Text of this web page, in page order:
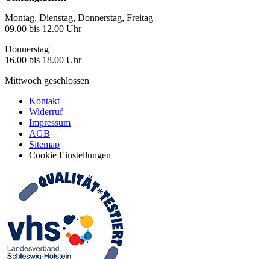
Montag, Dienstag, Donnerstag, Freitag
09.00 bis 12.00 Uhr
Donnerstag
16.00 bis 18.00 Uhr
Mittwoch geschlossen
Kontakt
Widerruf
Impressum
AGB
Sitemap
Cookie Einstellungen